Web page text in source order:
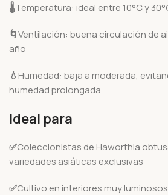
🌡️Temperatura: ideal entre 10°C y
🌀Ventilación: buena circulación de
año
💧 Humedad: baja a moderada,
humedad prolongada
Ideal para
✅Coleccionistas de Haworthia
variedades asiáticas exclusivas
✅Cultivo en interiores muy